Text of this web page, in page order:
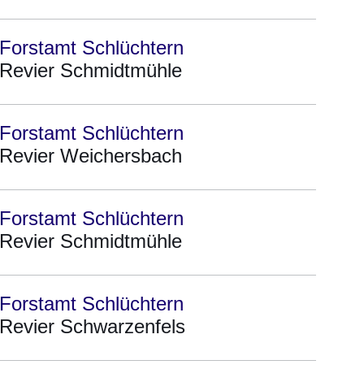
Forstamt Schlüchtern
Revier Schmidtmühle
Forstamt Schlüchtern
Revier Weichersbach
Forstamt Schlüchtern
Revier Schmidtmühle
Forstamt Schlüchtern
Revier Schwarzenfels